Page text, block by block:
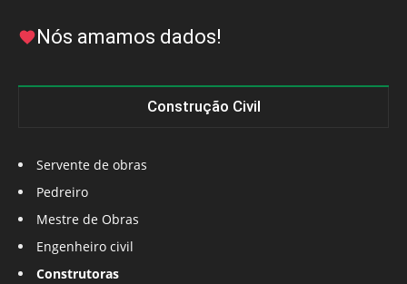
Nós amamos dados!
Construção Civil
Servente de obras
Pedreiro
Mestre de Obras
Engenheiro civil
Construtoras